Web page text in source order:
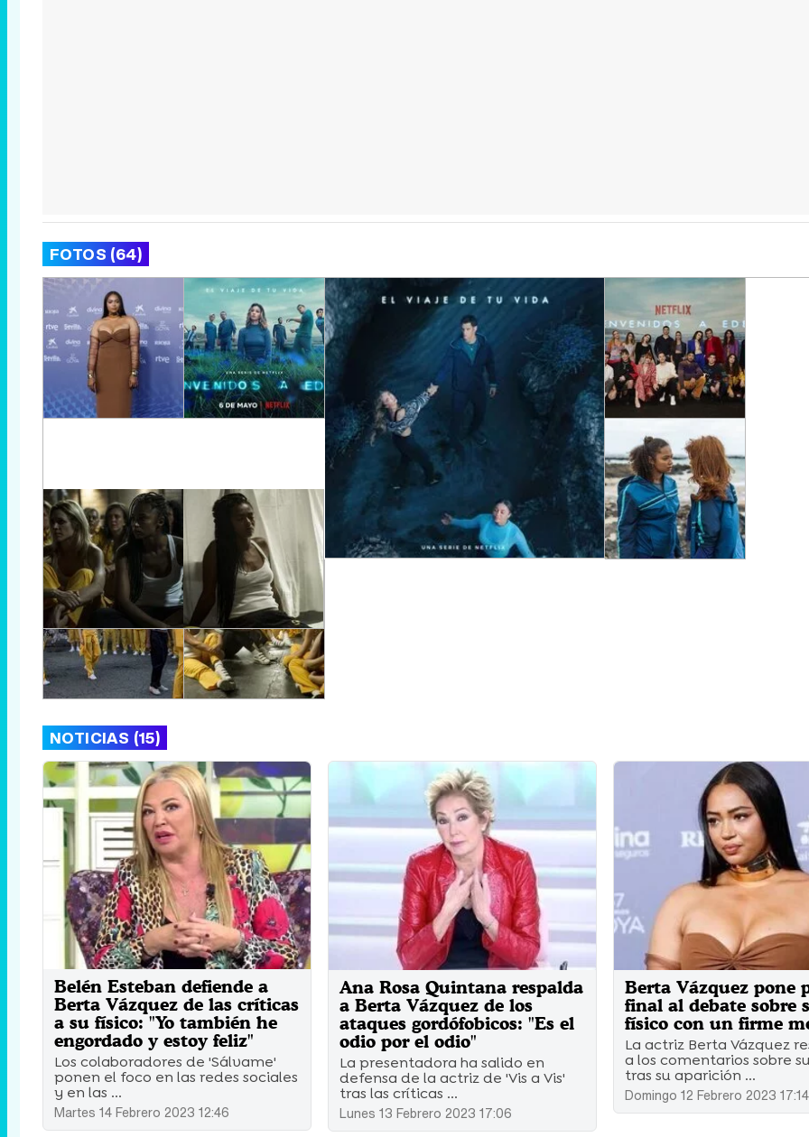
FOTOS (64)
NOTICIAS (15)
Belén Esteban defiende a
Berta Vázquez de las críticas
a su físico: "Yo también he
engordado y estoy feliz"
Los colaboradores de 'Sálvame'
ponen el foco en las redes sociales
y en las ...
Martes 14 Febrero 2023 12:46
Ana Rosa Quintana respalda
a Berta Vázquez de los
ataques gordófobicos: "Es el
odio por el odio"
La presentadora ha salido en
defensa de la actriz de 'Vis a Vis'
tras las críticas ...
Lunes 13 Febrero 2023 17:06
Berta Vázquez pone
final al debate sobre
físico con un firme
La actriz Berta Vázquez
a los comentarios sobre
tras su aparición ...
Domingo 12 Febrero 2023 17:14